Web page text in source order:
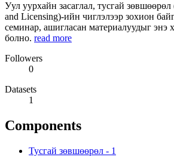
Уул уурхайн засаглал, тусгай
and Licensing)-ийн чиглэлээр зохион
семинар, ашигласан материалуудыг энэ
болно. read more
Followers
0
Datasets
1
Components
Тусгай зөвшөөрөл - 1